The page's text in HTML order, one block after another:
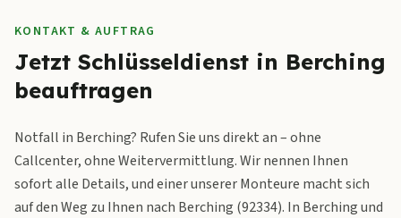
KONTAKT & AUFTRAG
Jetzt Schlüsseldienst in Berching
beauftragen
Notfall in Berching? Rufen Sie uns direkt an – ohne
Callcenter, ohne Weitervermittlung. Wir nennen Ihnen
sofort alle Details, und einer unserer Monteure macht sich
auf den Weg zu Ihnen nach Berching (92334). In Berching und